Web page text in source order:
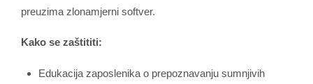
preuzima zlonamjerni softver.
Kako se zaštititi:
Edukacija zaposlenika o prepoznavanju sumnjivih